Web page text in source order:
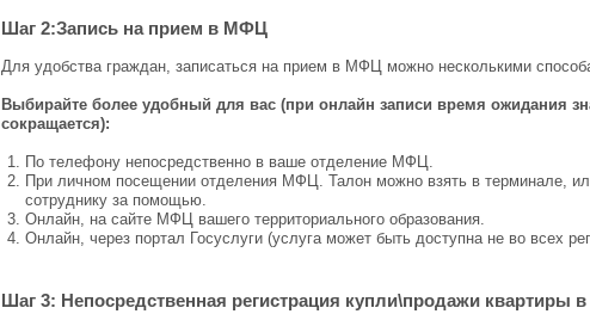
Шаг 2:Запись на прием в МФЦ
Для удобства граждан, записаться на прием в МФЦ можно несколькими
Выбирайте более удобный для вас (при онлайн записи время ожидания
сокращается):
По телефону непосредственно в ваше отделение МФЦ.
При личном посещении отделения МФЦ. Талон можно взять в терминале,
сотруднику за помощью.
Онлайн, на сайте МФЦ вашего территориального образования.
Онлайн, через портал Госуслуги (услуга может быть доступна не во всех
Шаг 3: Непосредственная регистрация купли\продажи квартиры